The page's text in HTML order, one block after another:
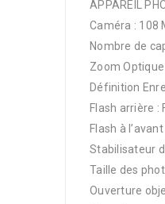
APPAREIL
Caméra : 108
Nombre de
Zoom Optique
Définition
Flash arrière :
Flash à l’avant
Stabilisateur
Taille des
Ouverture